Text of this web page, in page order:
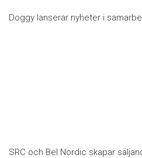
Doggy lanserar nyheter i
SRC och Bel Nordic skapar